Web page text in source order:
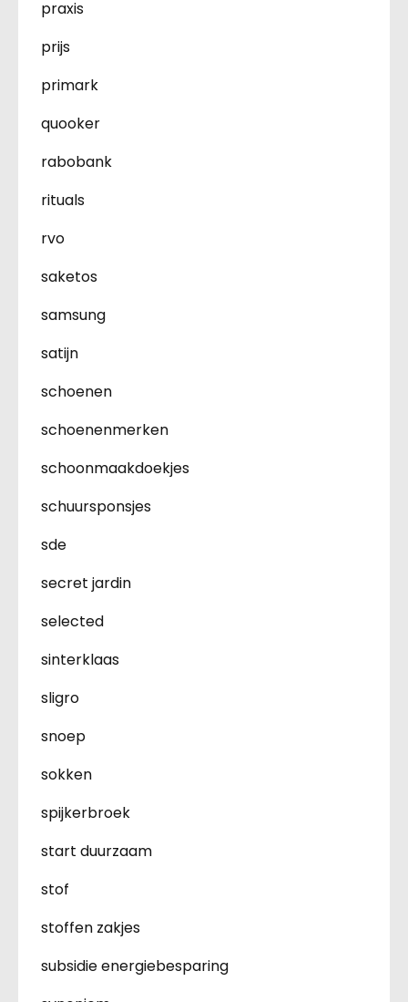
praxis
prijs
primark
quooker
rabobank
rituals
rvo
saketos
samsung
satijn
schoenen
schoenenmerken
schoonmaakdoekjes
schuursponsjes
sde
secret jardin
selected
sinterklaas
sligro
snoep
sokken
spijkerbroek
start duurzaam
stof
stoffen zakjes
subsidie energiebesparing